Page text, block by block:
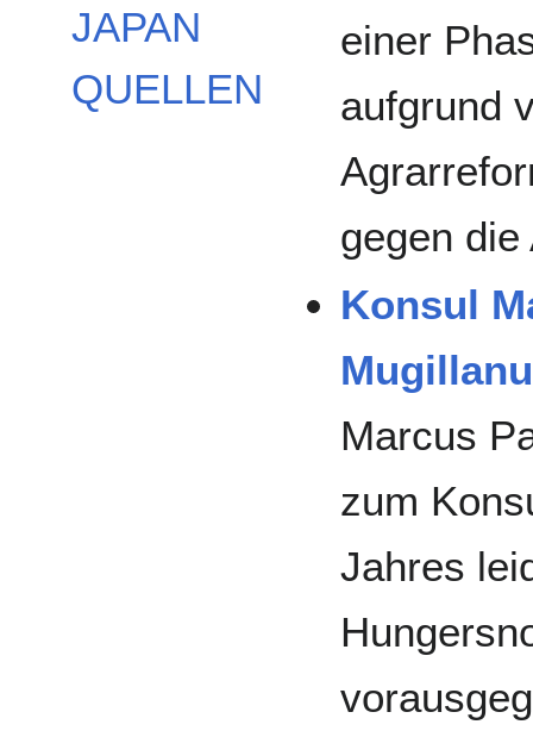
JAPAN
QUELLEN
einer
aufgrund
gegen die
Konsul
Marcus
zum
Jahres